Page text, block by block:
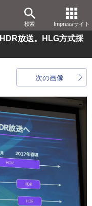
検索 Impressサイト
放送。HLG方式採
次の画像